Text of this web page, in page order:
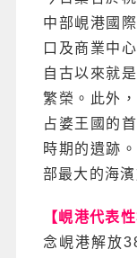
中部峴港國
口及商業中
自古以來就
繁榮。此外
占婆王國的
時期的遺跡
部最大的海濱
【峴港代表
念峴港解放